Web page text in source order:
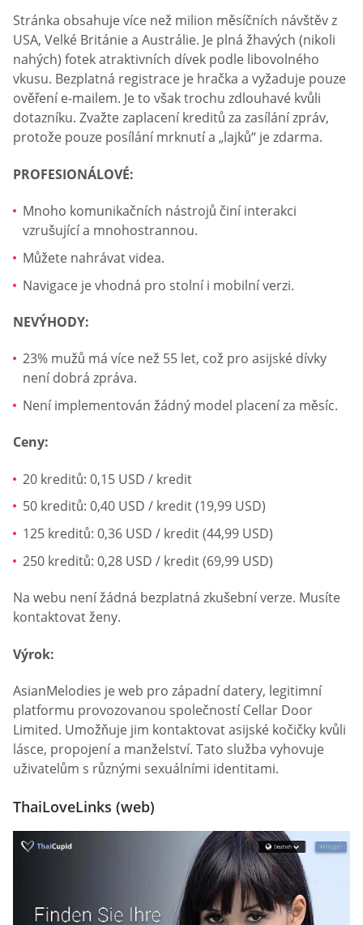
Stránka obsahuje více než milion měsíčních návštěv z
USA, Velké Británie a Austrálie. Je plná žhavých (nikoli
nahých) fotek atraktivních dívek podle libovolného
vkusu. Bezplatná registrace je hračka a vyžaduje pouze
ověření e-mailem. Je to však trochu zdlouhavé kvůli
dotazníku. Zvažte zaplacení kreditů za zasílání zpráv,
protože pouze posílání mrknutí a „lajků“ je zdarma.
PROFESIONÁLOVÉ:
Mnoho komunikačních nástrojů činí interakci
vzrušující a mnohostrannou.
Můžete nahrávat videa.
Navigace je vhodná pro stolní i mobilní verzi.
NEVÝHODY:
23% mužů má více než 55 let, což pro asijské dívky
není dobrá zpráva.
Není implementován žádný model placení za měsíc.
Ceny:
20 kreditů: 0,15 USD / kredit
50 kreditů: 0,40 USD / kredit (19,99 USD)
125 kreditů: 0,36 USD / kredit (44,99 USD)
250 kreditů: 0,28 USD / kredit (69,99 USD)
Na webu není žádná bezplatná zkušební verze. Musíte
kontaktovat ženy.
Výrok:
AsianMelodies je web pro západní datery, legitimní
platformu provozovanou společností Cellar Door
Limited. Umožňuje jim kontaktovat asijské kočičky kvůli
lásce, propojení a manželství. Tato služba vyhovuje
uživatelům s různými sexuálními identitami.
ThaiLoveLinks (web)